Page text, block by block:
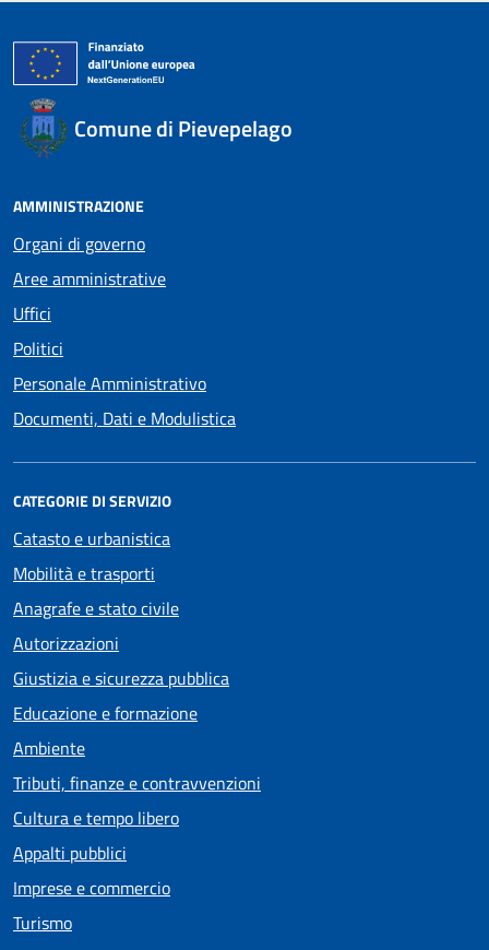
Comune di Pievepelago
AMMINISTRAZIONE
Organi di governo
Aree amministrative
Uffici
Politici
Personale Amministrativo
Documenti, Dati e Modulistica
CATEGORIE DI SERVIZIO
Catasto e urbanistica
Mobilità e trasporti
Anagrafe e stato civile
Autorizzazioni
Giustizia e sicurezza pubblica
Educazione e formazione
Ambiente
Tributi, finanze e contravvenzioni
Cultura e tempo libero
Appalti pubblici
Imprese e commercio
Turismo